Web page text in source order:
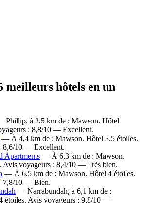
meilleurs hôtels en un
Phillip, à 2,5 km de : Mawson. Hôtel
: 8,8/10 — Excellent.
— À 4,4 km de : Mawson. Hôtel 3.5 étoiles.
8,6/10 — Excellent.
Apartments — À 6,3 km de : Mawson.
Avis voyageurs : 8,4/10 — Très bien.
— À 6,5 km de : Mawson. Hôtel 4 étoiles.
7,8/10 — Bien.
— Narrabundah, à 6,1 km de :
étoiles. Avis voyageurs : 9,8/10 —